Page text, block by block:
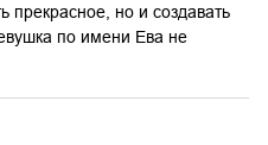
прекрасное, но и создавать
по имени Ева не